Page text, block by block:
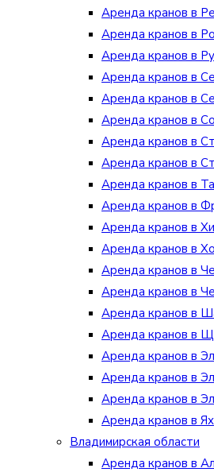
Аренда кранов в
Аренда кранов в
Аренда кранов в
Аренда кранов в
Аренда кранов в
Аренда кранов в
Аренда кранов в
Аренда кранов в
Аренда кранов в
Аренда кранов в
Аренда кранов в
Аренда кранов в
Аренда кранов в
Аренда кранов в
Аренда кранов в
Аренда кранов в
Аренда кранов в
Аренда кранов в
Аренда кранов в
Аренда кранов в
Владимирская области
Аренда кранов в